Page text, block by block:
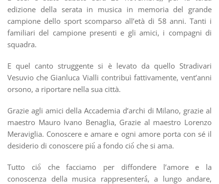
edizione della serata in musica in memoria del grande
campione dello sport scomparso all’età di 58 anni. Tanti i
familiari del campione presenti e gli amici, i compagni di
squadra.
E quel canto struggente si è levato da quello Stradivari
Vesuvio che Gianluca Vialli contribuì fattivamente, vent’anni
orsono, a riportare nella sua città.
Grazie agli amici della Accademia d’archi di Milano, grazie al
maestro Mauro Ivano Benaglia, Grazie al maestro Lorenzo
Meraviglia. Conoscere e amare e ogni amore porta con sé il
desiderio di conoscere più̀ a fondo ciò̀ che si ama.
Tutto ciò̀ che facciamo per diffondere l’amore e la
conoscenza della musica rappresenterà̀, a lungo andare,